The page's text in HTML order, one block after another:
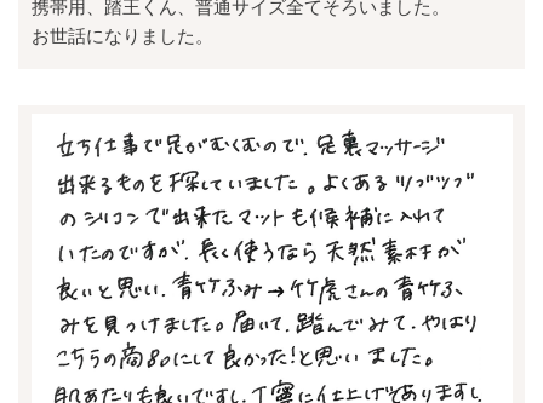
携帯用、踏王くん、普通サイズ全てそろいました。
お世話になりました。